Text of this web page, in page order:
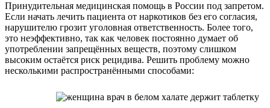
Принудительная медицинская помощь в России под запретом.
Если начать лечить пациента от наркотиков без его согласия,
нарушителю грозит уголовная ответственность. Более того,
это неэффективно, так как человек постоянно думает об
употреблении запрещённых веществ, поэтому слишком
высоким остаётся риск рецидива. Решить проблему можно
несколькими распространёнными способами: